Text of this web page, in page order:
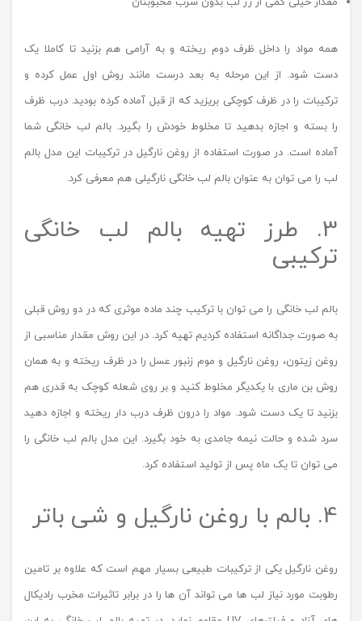
همه مواد را داخل ظرف دوم ریخته و به آرامی هم بزنید تا کاملا یک
دست شود. از این مرحله به بعد درست مانند روش اول عمل کرده و
ترکیبات را در ظرف کوچکی بریزید که از قبل آماده کرده بودید. درب ظرف
را بسته و اجازه بدهید تا مخلوط خودش را بگیرد. بالم لب خانگی شما
آماده است. در صورت استفاده از روغن نارگیل در ترکیبات این مدل بالم
لب را می توان به عنوان بالم لب خانگی نارگیلی هم معرفی کرد.
3. طرز تهیه بالم لب خانگی
ترکیبی
بالم لب خانگی را می توان با ترکیب چند ماده موثری که در دو روش قبلی
به صورت جداگانه استفاده کردیم تهیه کرد. در این روش مقدار مناسبی از
روغن زیتون، روغن نارگیل و موم زنبور عسل را در ظرف ریخته و به همان
روش بن ماری با یکدیگر مخلوط کنید و بر روی شعله کوچک به قدری هم
بزنید تا یک دست شود. مواد را درون ظرف درب دار ریخته و اجازه دهید
سرد شده و حالت نیمه جامدی به خود بگیرد. این مدل بالم لب خانگی را
می توان تا یک ماه پس از تولید استفاده کرد.
4. بالم با روغن نارگیل و شی باتر
روغن نارگیل یکی از ترکیبات طبیعی بسیار مهم است که علاوه بر تامین
رطوبت مورد نیاز لب ها می تواند آن ها را در برابر تاثیرات مخرب رادیکال